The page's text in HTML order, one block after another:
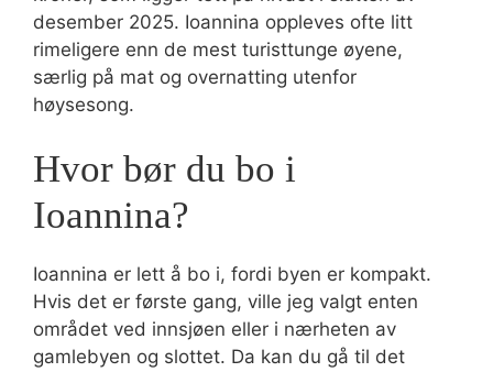
desember 2025. Ioannina oppleves ofte litt
rimeligere enn de mest turisttunge øyene,
særlig på mat og overnatting utenfor
høysesong.
Hvor bør du bo i
Ioannina?
Ioannina er lett å bo i, fordi byen er kompakt.
Hvis det er første gang, ville jeg valgt enten
området ved innsjøen eller i nærheten av
gamlebyen og slottet. Da kan du gå til det